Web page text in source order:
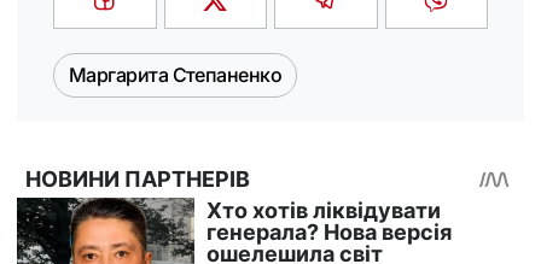
Маргарита Степаненко